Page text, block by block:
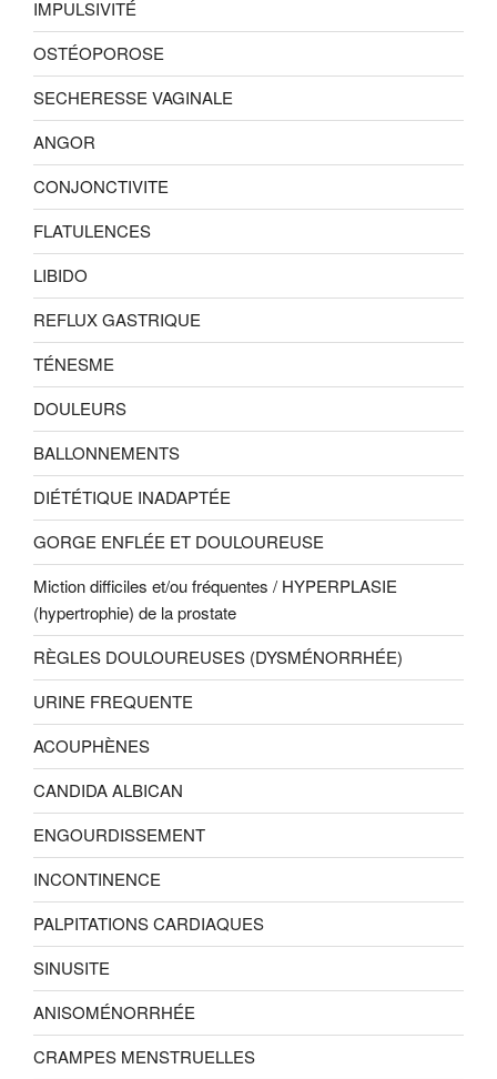
IMPULSIVITÉ
OSTÉOPOROSE
SECHERESSE VAGINALE
ANGOR
CONJONCTIVITE
FLATULENCES
LIBIDO
REFLUX GASTRIQUE
TÉNESME
DOULEURS
BALLONNEMENTS
DIÉTÉTIQUE INADAPTÉE
GORGE ENFLÉE ET DOULOUREUSE
Miction difficiles et/ou fréquentes / HYPERPLASIE
(hypertrophie) de la prostate
RÈGLES DOULOUREUSES (DYSMÉNORRHÉE)
URINE FREQUENTE
ACOUPHÈNES
CANDIDA ALBICAN
ENGOURDISSEMENT
INCONTINENCE
PALPITATIONS CARDIAQUES
SINUSITE
ANISOMÉNORRHÉE
CRAMPES MENSTRUELLES